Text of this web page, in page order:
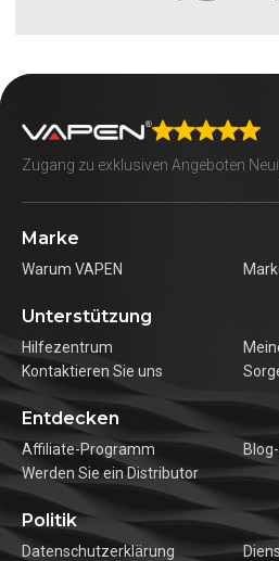
Marke
Warum VAPEN
Unterstützung
Hilfezentrum
Kontaktieren Sie uns
Entdecken
Affiliate-Programm
Werden Sie ein Distributor
Politik
Datenschutzerklärung